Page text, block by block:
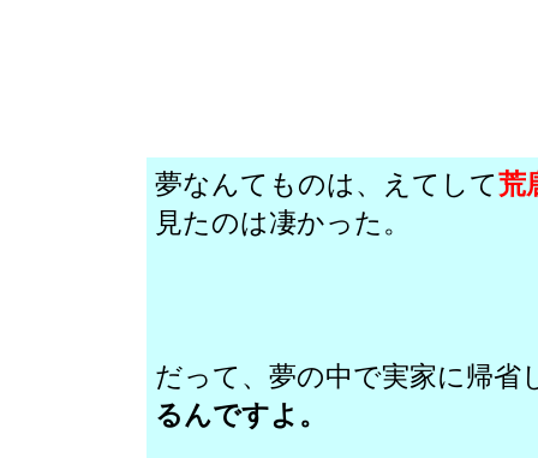
夢なんてものは、えてして荒
見たのは凄かった。
だって、夢の中で実家に帰省
るんですよ。